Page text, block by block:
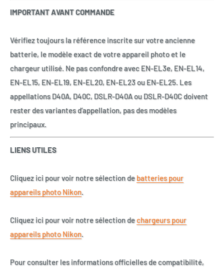
IMPORTANT AVANT COMMANDE
Vérifiez toujours la référence inscrite sur votre ancienne
batterie, le modèle exact de votre appareil photo et le
chargeur utilisé. Ne pas confondre avec EN-EL3e, EN-EL14,
EN-EL15, EN-EL19, EN-EL20, EN-EL23 ou EN-EL25. Les
appellations D40A, D40C, DSLR-D40A ou DSLR-D40C doivent
rester des variantes d’appellation, pas des modèles
principaux.
LIENS UTILES
Cliquez ici pour voir notre sélection de batteries pour
appareils photo Nikon.
Cliquez ici pour voir notre sélection dechargeurs pour
appareils photo Nikon.
Pour consulter les informations officielles de compatibilité,